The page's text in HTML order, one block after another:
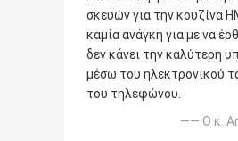
σκευών για την κουζίνα
καμία ανάγκη για με να
δεν κάνει την καλύτερη
μέσω του ηλεκτρονικού
του τηλεφώνου.
—— Ο κ.